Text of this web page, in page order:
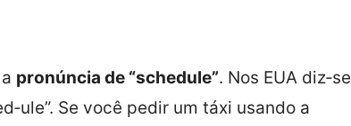
pronúncia de “schedule”. Nos EUA diz‑se
Se você pedir um táxi usando a